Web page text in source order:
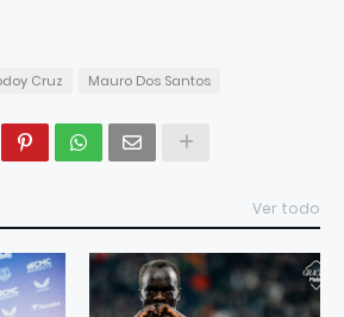
Cruz Mauro Dos Santos
Ver todo